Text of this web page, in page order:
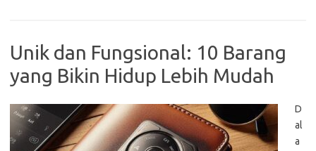
Unik dan Fungsional: 10 Barang
yang Bikin Hidup Lebih Mudah
D
al
a